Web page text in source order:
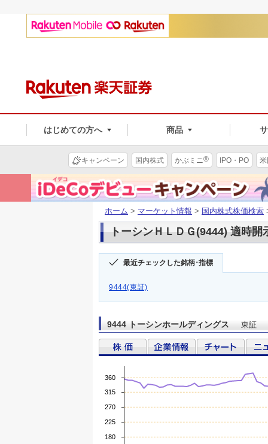
はじめての方へ 商品
キャンペーン 国内株式 かぶミニ® IPO・PO
ホーム > マーケット情報 > 国内株式株価検索
トーシンＨＬＤＧ(9444) 適時開
最近チェックした銘柄･指標
9444(東証)
9444 トーシンホールディングス 東証